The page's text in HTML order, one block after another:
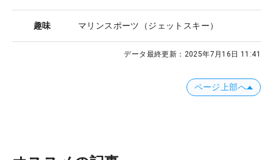
趣味 マリンスポーツ（ジェットスキー）
データ最終更新： 2025年7月16日 11:41
ページ上部へ